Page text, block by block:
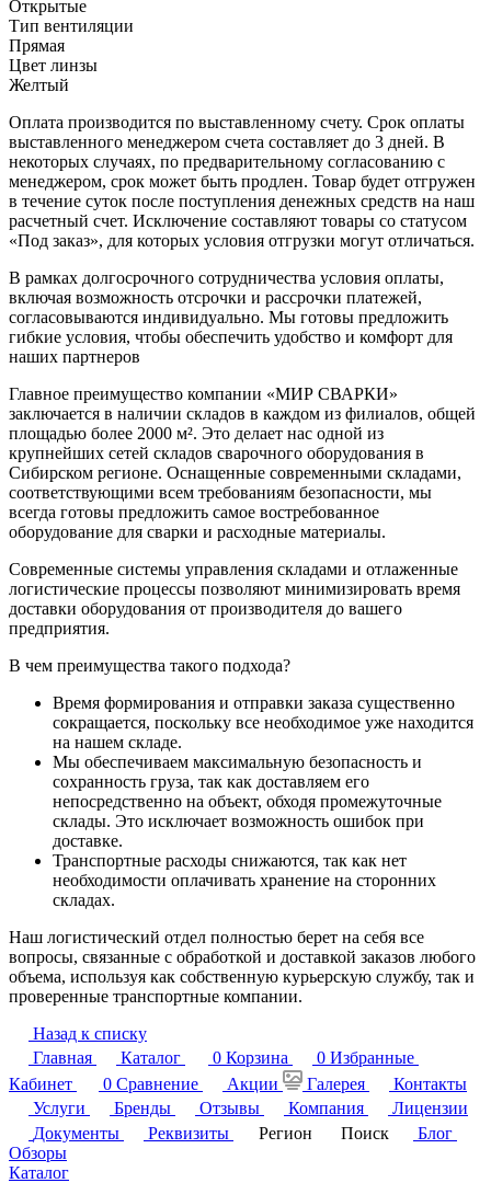
Открытые
Тип вентиляции
Прямая
Цвет линзы
Желтый
Оплата производится по выставленному счету. Срок оплаты
выставленного менеджером счета составляет до 3 дней. В
некоторых случаях, по предварительному согласованию с
менеджером, срок может быть продлен. Товар будет отгружен
в течение суток после поступления денежных средств на наш
расчетный счет. Исключение составляют товары со статусом
«Под заказ», для которых условия отгрузки могут отличаться.
В рамках долгосрочного сотрудничества условия оплаты,
включая возможность отсрочки и рассрочки платежей,
согласовываются индивидуально. Мы готовы предложить
гибкие условия, чтобы обеспечить удобство и комфорт для
наших партнеров
Главное преимущество компании «МИР СВАРКИ»
заключается в наличии складов в каждом из филиалов, общей
площадью более 2000 м². Это делает нас одной из
крупнейших сетей складов сварочного оборудования в
Сибирском регионе. Оснащенные современными складами,
соответствующими всем требованиям безопасности, мы
всегда готовы предложить самое востребованное
оборудование для сварки и расходные материалы.
Современные системы управления складами и отлаженные
логистические процессы позволяют минимизировать время
доставки оборудования от производителя до вашего
предприятия.
В чем преимущества такого подхода?
Время формирования и отправки заказа существенно
сокращается, поскольку все необходимое уже находится
на нашем складе.
Мы обеспечиваем максимальную безопасность и
сохранность груза, так как доставляем его
непосредственно на объект, обходя промежуточные
склады. Это исключает возможность ошибок при
доставке.
Транспортные расходы снижаются, так как нет
необходимости оплачивать хранение на сторонних
складах.
Наш логистический отдел полностью берет на себя все
вопросы, связанные с обработкой и доставкой заказов любого
объема, используя как собственную курьерскую службу, так и
проверенные транспортные компании.
Назад к списку
Главная
Каталог 0 Корзина 0 Избранные
Кабинет
0 Сравнение Акции Галерея
Контакты
Услуги
Бренды Отзывы Компания
Лицензии
Документы
Реквизиты Регион Поиск
Блог
Обзоры
Каталог